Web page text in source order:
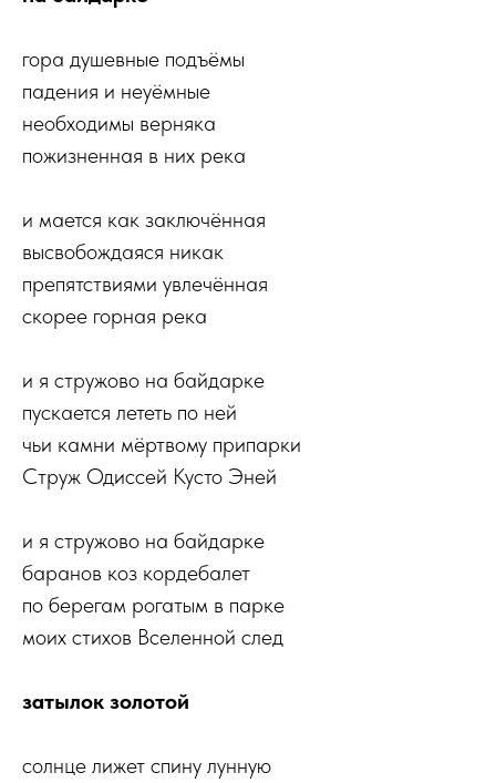
гора душевные подъёмы
падения и неуёмные
необходимы верняка
пожизненная в них река
и мается как заключённая
высвобождаяся никак
препятствиями увлечённая
скорее горная река
и я стружово на байдарке
пускается лететь по ней
чьи камни мёртвому припарки
Струж Одиссей Кусто Эней
и я стружово на байдарке
баранов коз кордебалет
по берегам рогатым в парке
моих стихов Вселенной след
затылок золотой
солнце лижет спину лунную